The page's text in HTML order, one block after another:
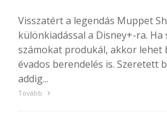
Visszatért a legendás Muppet
különkiadással a Disney+-ra. Ha
számokat produkál, akkor lehet
évados berendelés is. Szeretett
addig...
Tovább